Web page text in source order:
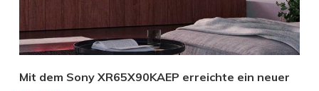
Mit dem Sony XR65X90KAEP erreichte ein neuer